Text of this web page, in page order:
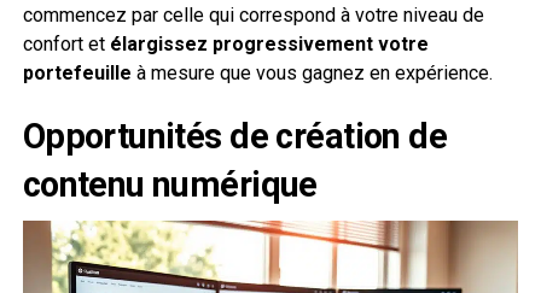
commencez par celle qui correspond à votre niveau de
confort et élargissez progressivement votre
portefeuille à mesure que vous gagnez en expérience.
Opportunités de création de
contenu numérique